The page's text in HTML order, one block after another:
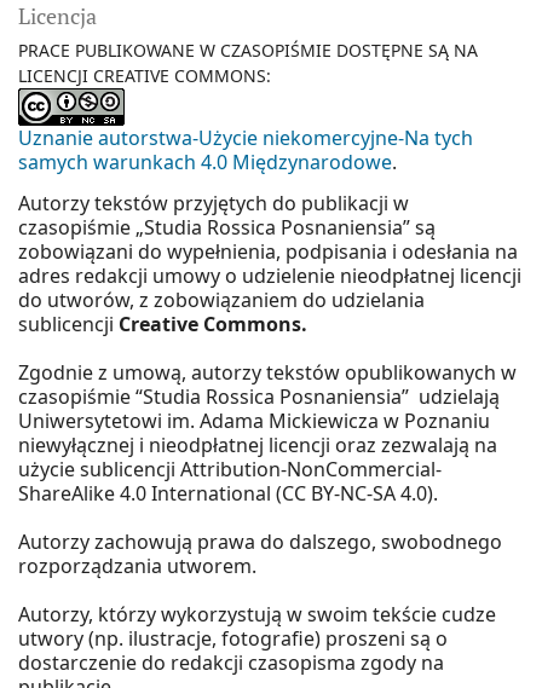
Licencja
PRACE PUBLIKOWANE W CZASOPIŚMIE DOSTĘPNE SĄ NA
LICENCJI CREATIVE COMMONS:
Uznanie autorstwa-Użycie niekomercyjne-Na tych
samych warunkach 4.0 Międzynarodowe.
Autorzy tekstów przyjętych do publikacji w
czasopiśmie „Studia Rossica Posnaniensia” są
zobowiązani do wypełnienia, podpisania i odesłania na
adres redakcji umowy o udzielenie nieodpłatnej licencji
do utworów, z zobowiązaniem do udzielania
sublicencji Creative Commons.
Zgodnie z umową, autorzy tekstów opublikowanych w
czasopiśmie “Studia Rossica Posnaniensia” udzielają
Uniwersytetowi im. Adama Mickiewicza w Poznaniu
niewyłącznej i nieodpłatnej licencji oraz zezwalają na
użycie sublicencji Attribution-NonCommercial-
ShareAlike 4.0 International (CC BY-NC-SA 4.0).
Autorzy zachowują prawa do dalszego, swobodnego
rozporządzania utworem.
Autorzy, którzy wykorzystują w swoim tekście cudze
utwory (np. ilustracje, fotografie) proszeni są o
dostarczenie do redakcji czasopisma zgody na